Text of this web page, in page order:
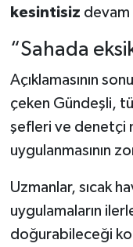
kesintisiz
“Sahada
Açıklamasının
çeken Gündeşli,
şefleri ve denetçi
uygulanmasının
Uzmanlar, sıcak
uygulamaların
doğurabileceği